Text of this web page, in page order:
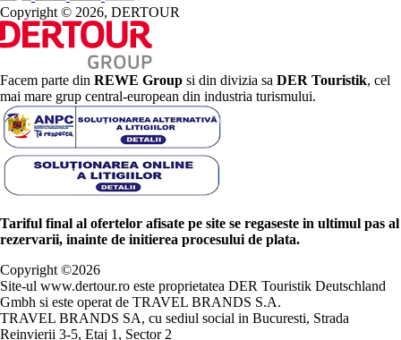
Copyright © 2026, DERTOUR
Facem parte din REWE Group si din divizia sa DER Touristik, cel
mai mare grup central-european din industria turismului.
Tariful final al ofertelor afisate pe site se regaseste in ultimul pas al
rezervarii, inainte de initierea procesului de plata.
Copyright ©2026
Site-ul www.dertour.ro este proprietatea DER Touristik Deutschland
Gmbh si este operat de TRAVEL BRANDS S.A.
TRAVEL BRANDS SA, cu sediul social in Bucuresti, Strada
Reinvierii 3-5, Etaj 1, Sector 2